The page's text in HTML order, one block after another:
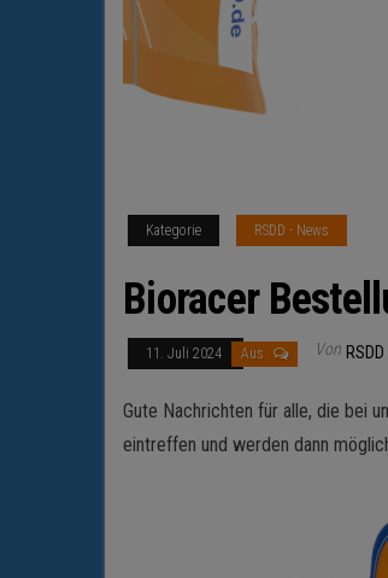
Kategorie RSDD - News
Bioracer
11. Juli 2024 Aus Von RSDD
Gute Nachrichten für alle, die bei
eintreffen und werden dann